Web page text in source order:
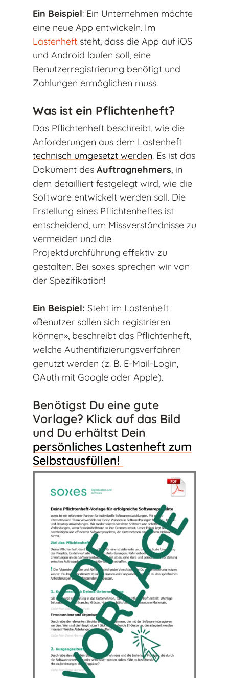
Ein Beispiel: Ein Unternehmen möchte
eine neue App entwickeln. Im
Lastenheft steht, dass die App auf iOS
und Android laufen soll, eine
Benutzerregistrierung benötigt und
Zahlungen ermöglichen muss.
Was ist ein Pflichtenheft?
Das Pflichtenheft beschreibt, wie die
Anforderungen aus dem Lastenheft
technisch umgesetzt werden. Es ist das
Dokument des Auftragnehmers, in
dem detailliert festgelegt wird, wie die
Software entwickelt werden soll. Die
Erstellung eines Pflichtenheftes ist
entscheidend, um Missverständnisse zu
vermeiden und die
Projektdurchführung effektiv zu
gestalten. Bei soxes sprechen wir von
der Spezifikation!
Ein Beispiel: Steht im Lastenheft
«Benutzer sollen sich registrieren
können», beschreibt das Pflichtenheft,
welche Authentifizierungsverfahren
genutzt werden (z. B. E-Mail-Login,
OAuth mit Google oder Apple).
Benötigst Du eine gute
Vorlage? Klick auf das Bild
und Du erhältst Dein
persönliches Lastenheft zum
Selbstausfüllen!